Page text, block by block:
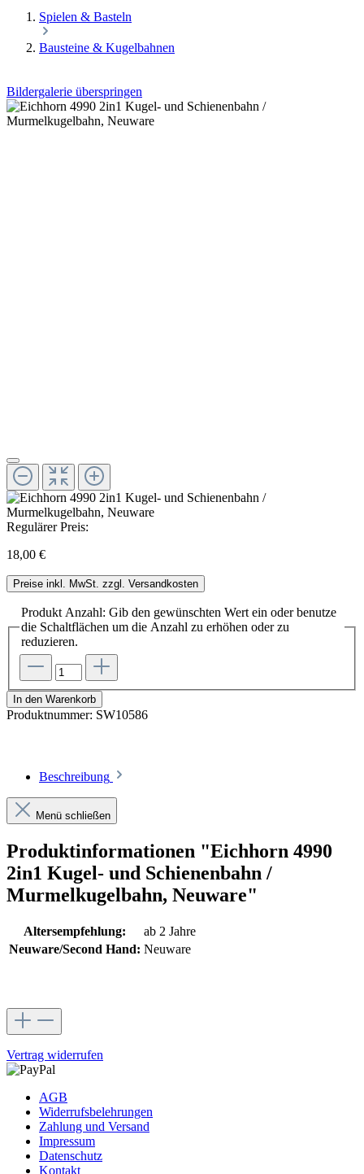
Spielen & Basteln
Bausteine & Kugelbahnen
Bildergalerie überspringen
Regulärer Preis:
18,00 €
Preise inkl. MwSt. zzgl. Versandkosten
Produkt Anzahl: Gib den gewünschten Wert ein oder benutze
die Schaltflächen um die Anzahl zu erhöhen oder zu
reduzieren.
In den Warenkorb
Produktnummer: SW10586
Beschreibung
Menü schließen
Produktinformationen "Eichhorn 4990
2in1 Kugel- und Schienenbahn /
Murmelkugelbahn, Neuware"
Altersempfehlung:
ab 2 Jahre
Neuware/Second Hand: Neuware
Vertrag widerrufen
AGB
Widerrufsbelehrungen
Zahlung und Versand
Impressum
Datenschutz
Kontakt